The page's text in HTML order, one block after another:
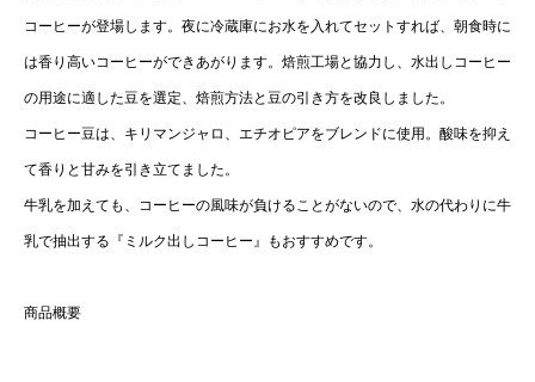
コーヒーが登場します。夜に冷蔵庫にお水を入れてセットすれば、朝食時に
は香り高いコーヒーができあがります。焙煎工場と協力し、水出しコーヒー
の用途に適した豆を選定、焙煎方法と豆の引き方を改良しました。
コーヒー豆は、キリマンジャロ、エチオピアをブレンドに使用。酸味を抑え
て香りと甘みを引き立てました。
牛乳を加えても、コーヒーの風味が負けることがないので、水の代わりに牛
乳で抽出する『ミルク出しコーヒー』もおすすめです。
商品概要